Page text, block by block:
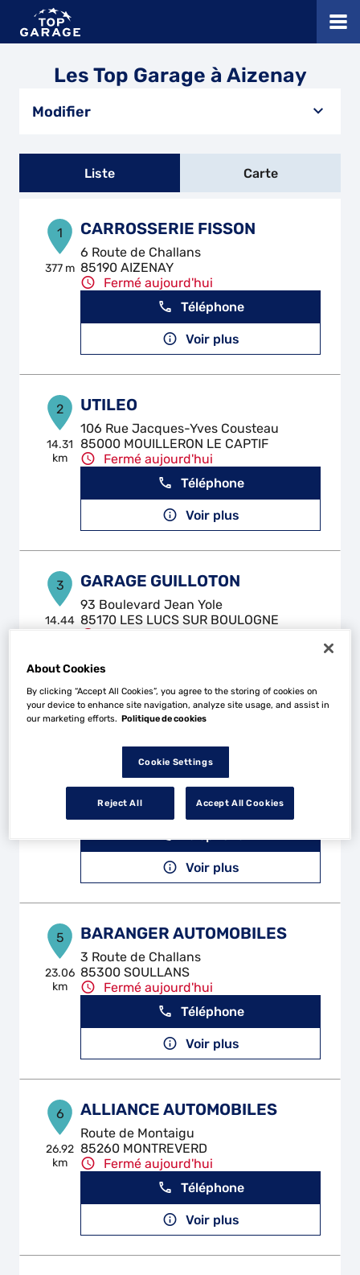
Les Top Garage à Aizenay
Modifier
Liste Carte
1
377 m
CARROSSERIE FISSON
6 Route de Challans
85190 AIZENAY
Fermé aujourd'hui
Téléphone
Voir plus
2
14.31
km
UTILEO
106 Rue Jacques-Yves Cousteau
85000 MOUILLERON LE CAPTIF
Fermé aujourd'hui
Téléphone
Voir plus
3
14.44
GARAGE GUILLOTON
93 Boulevard Jean Yole
85170 LES LUCS SUR BOULOGNE
Voir plus
AUBIGNY BENOIT AUTOMOBILE
17 Rue de la Gite
85430 AUBIGNY LES CLOUZEAUX
Fermé actuellement
Voir plus
5
23.06
km
BARANGER AUTOMOBILES
3 Route de Challans
85300 SOULLANS
Fermé aujourd'hui
Téléphone
Voir plus
6
26.92
km
ALLIANCE AUTOMOBILES
Route de Montaigu
85260 MONTREVERD
Fermé aujourd'hui
Téléphone
Voir plus
About Cookies
By clicking “Accept All Cookies”, you agree to the storing of cookies on
your device to enhance site navigation, analyze site usage, and assist in
our marketing efforts. Politique de cookies
Cookie Settings
Reject All Accept All Cookies